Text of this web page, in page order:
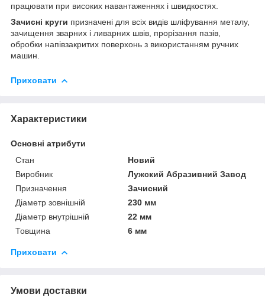
працювати при високих навантаженнях і швидкостях.
Зачисні круги призначені для всіх видів шліфування металу,
зачищення зварних і ливарних швів, прорізання пазів,
обробки напівзакритих поверхонь з використанням ручних
машин.
Приховати
Характеристики
Основні атрибути
Стан
Новий
Виробник
Лужский Абразивний Завод
Призначення
Зачисний
Діаметр зовнішній
230 мм
Діаметр внутрішній
22 мм
Товщина
6 мм
Приховати
Умови доставки